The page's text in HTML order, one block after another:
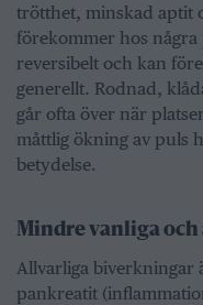
trötthet, minskad aptit
förekommer hos
reversibelt och kan
generellt. Rodnad,
går ofta över när
måttlig ökning av puls
betydelse.
Mindre vanliga
Allvarliga biverkningar
pankreatit